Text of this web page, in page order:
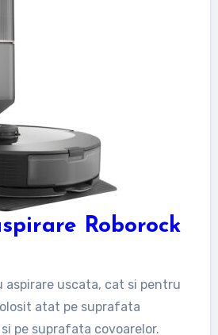
Roborock
uscata, cat si pentru
atat pe suprafata
pe suprafata covoarelor.